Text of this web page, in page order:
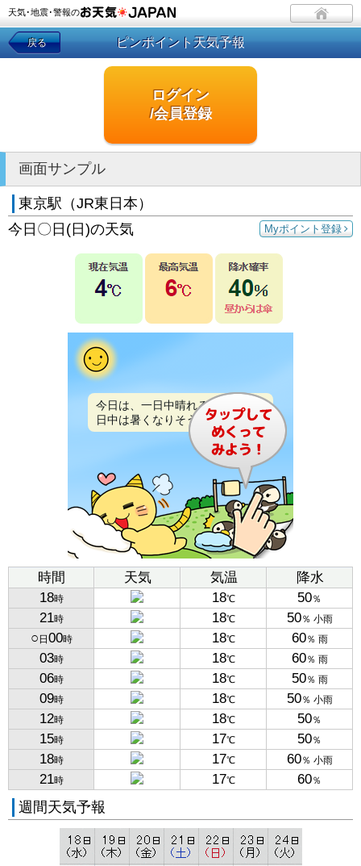
天気･地震･警報の
戻る ピンポイント天気予報
ログイン
/会員登録
画面サンプル
東京駅（JR東日本）
Myポイント登録
今日〇日(日)の天気
今日は、一日中晴れるでしょう。
日中は暑くなりそうです。
時間 天気 気温
降水
18時 18℃ 50％
21時 18℃ 50％ 小雨
○ 日 00時 18℃ 60％ 雨
03時 18℃ 60％ 雨
06時 18℃ 50％ 雨
09時 18℃ 50％ 小雨
12時 18℃ 50％
15時 17℃ 50％
18時 17℃ 60％ 小雨
21時 17℃ 60％
週間天気予報